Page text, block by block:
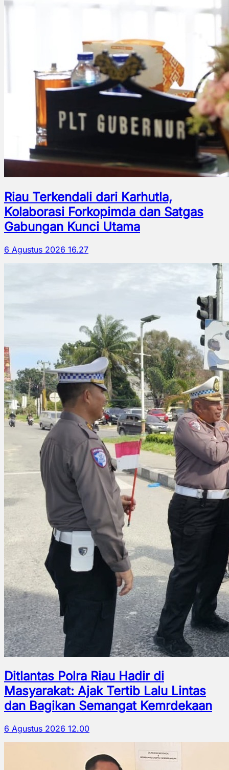
Riau Terkendali dari Karhutla,
Kolaborasi Forkopimda dan Satgas
Gabungan Kunci Utama
6 Agustus 2026 16.27
Ditlantas Polra Riau Hadir di
Masyarakat: Ajak Tertib Lalu Lintas
dan Bagikan Semangat Kemrdekaan
6 Agustus 2026 12.00